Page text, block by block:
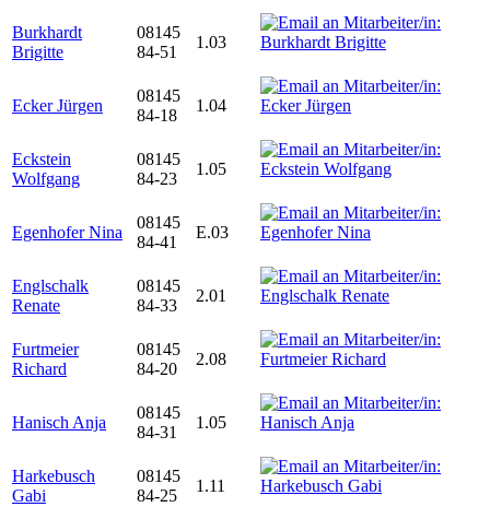
Burkhardt
Brigitte
08145
84-51
1.03
Ecker Jürgen
08145
84-18
1.04
Eckstein
Wolfgang
08145
84-23
1.05
Egenhofer Nina
08145
84-41
E.03
Englschalk
Renate
08145
84-33
2.01
Furtmeier
Richard
08145
84-20
2.08
Hanisch Anja
08145
84-31
1.05
Harkebusch
Gabi
08145
84-25
1.11